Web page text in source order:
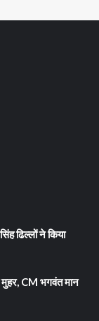
ढिल्लों ने किया
CM भगवंत मान